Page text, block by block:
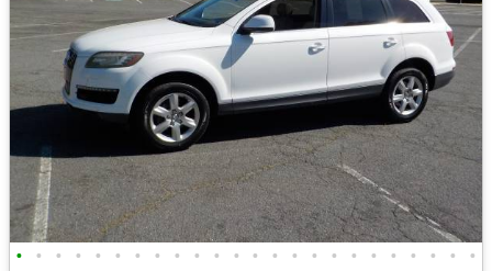
• • • • • • • • • • • • • • • • • • • • • • • •